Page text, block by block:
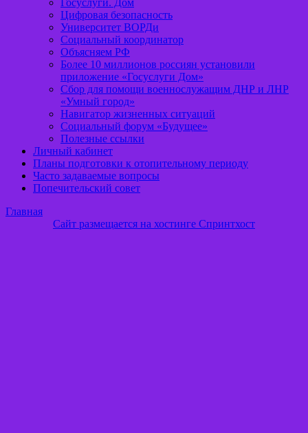
Цифровая безопасность
Университет ВОРДи
Социальный координатор
Объясняем РФ
Более 10 миллионов россиян установили
приложение «Госуслуги Дом»
Сбор для помощи военнослужащим ДНР и ЛНР
«Умный город»
Навигатор жизненных ситуаций
Социальный форум «Будущее»
Полезные ссылки
Личный кабинет
Планы подготовки к отопительному периоду
Часто задаваемые вопросы
Попечительский совет
Главная
Сайт размещается на хостинге Спринтхост